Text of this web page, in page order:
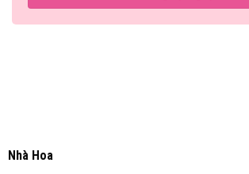
Nhà Hoa